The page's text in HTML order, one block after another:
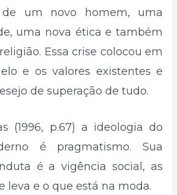
de um novo homem, uma
uma nova ética e também
Essa crise colocou em
e os valores existentes e
de superação de tudo.
(1996, p.67) a ideologia do
é pragmatismo. Sua
é a vigência social, as
leva e o que está na moda.